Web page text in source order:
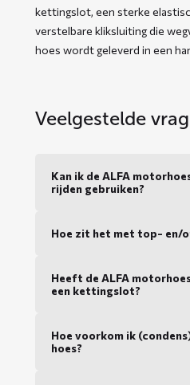
kettingslot, een sterke
verstelbare kliksluiting die
hoes wordt geleverd in een
Veelgestelde
Kan ik de ALFA
rijden gebruiken?
Hoe zit het met top- en/
Heeft de ALFA
een kettingslot?
Hoe voorkom ik
hoes?